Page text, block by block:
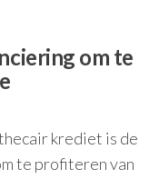
om te
krediet is de
te profiteren van